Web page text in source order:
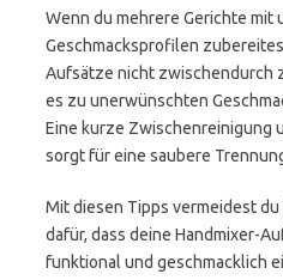
Wenn du mehrere Gerichte mit
Geschmacksprofilen
Aufsätze nicht zwischendurch
es zu unerwünschten
Eine kurze Zwischenreinigung
sorgt für eine saubere
Mit diesen Tipps vermeidest
dafür, dass deine Handmixer-
funktional und geschmacklich